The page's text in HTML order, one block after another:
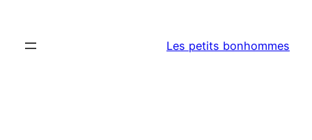
contenu
Les petits bonhommes